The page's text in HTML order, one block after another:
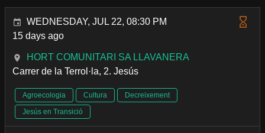
WEDNESDAY, JUL 22, 08:30 PM
15 days ago
HORT COMUNITARI SA LLAVANERA
Carrer de la Terrol·la, 2. Jesús
Agroecologia Cultura
Decreixement
Jesús en Transició